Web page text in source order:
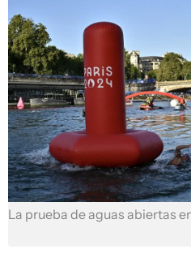
La prueba de aguas abiertas